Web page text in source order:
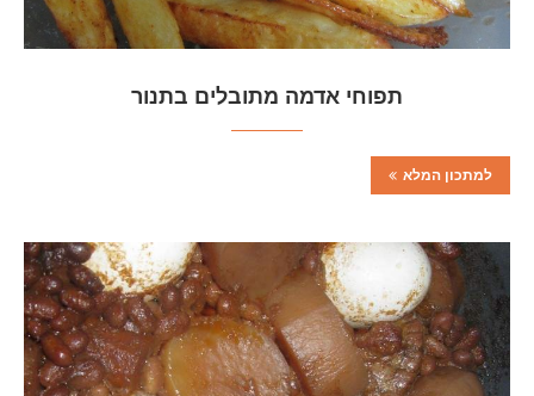
תפוחי אדמה מתובלים בתנור
למתכון המלא